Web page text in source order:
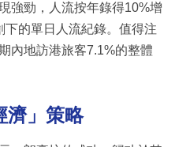
強勁，人流按年錄得10%增
的單日人流紀錄。值得注
內地訪港旅客7.1%的整體
濟」策略